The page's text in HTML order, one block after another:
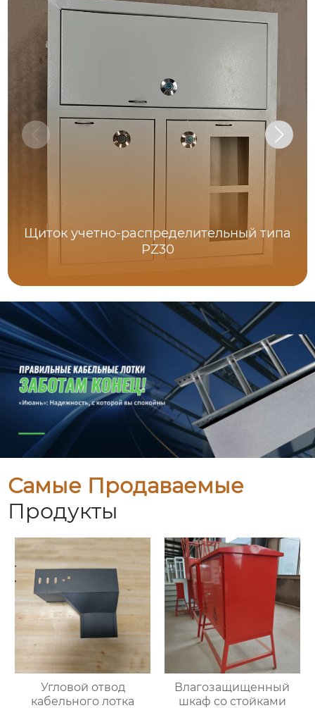
Щиток учетно-распределительный типа
PZ30
Самые Продаваемые
Продукты
Угловой отвод
кабельного лотка
Влагозащищенный
шкаф со стойками